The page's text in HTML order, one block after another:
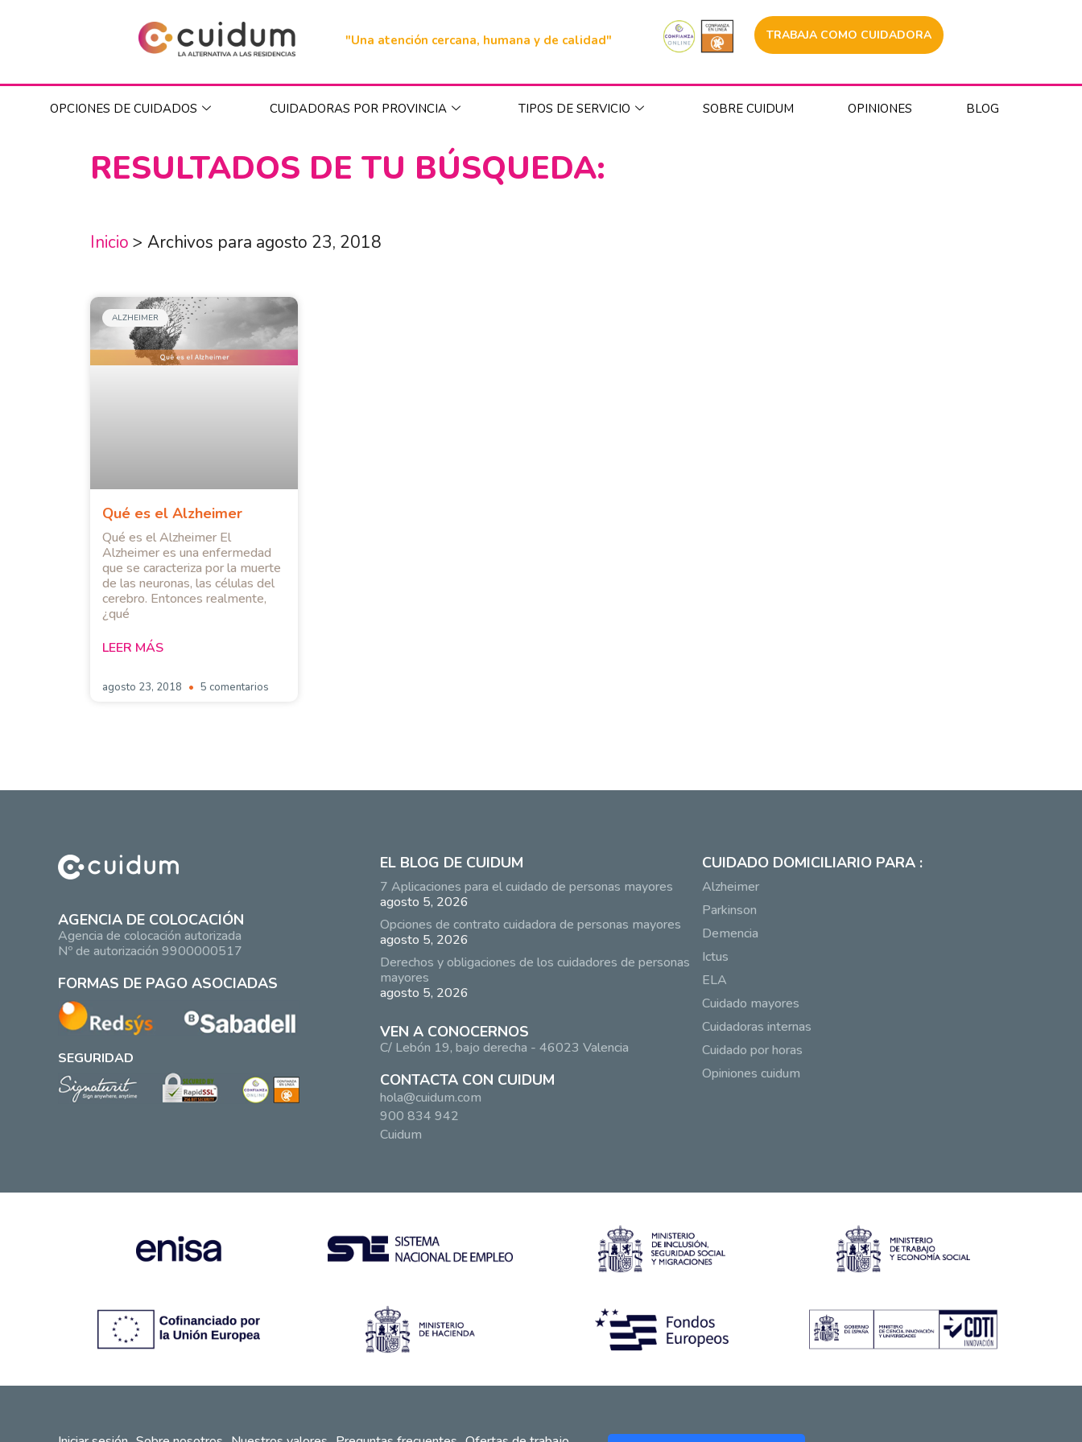
"Una atención cercana, humana y de calidad" TRABAJA COMO CUIDADORA
OPCIONES DE CUIDADOS CUIDADORAS POR PROVINCIA TIPOS DE SERVICIO SOBRE CUIDUM OPINIONES BLOG
RESULTADOS DE TU BÚSQUEDA:
Inicio > Archivos para agosto 23, 2018
ALZHEIMER
Qué es el Alzheimer
Qué es el Alzheimer El
Alzheimer es una enfermedad
que se caracteriza por la muerte
de las neuronas, las células del
cerebro. Entonces realmente,
¿qué
LEER MÁS
agosto 23, 2018 5 comentarios
AGENCIA DE COLOCACIÓN
Agencia de colocación autorizada
Nº de autorización 9900000517
FORMAS DE PAGO ASOCIADAS
SEGURIDAD
EL BLOG DE CUIDUM
7 Aplicaciones para el cuidado de personas mayores
agosto 5, 2026
Opciones de contrato cuidadora de personas mayores
agosto 5, 2026
Derechos y obligaciones de los cuidadores de personas
mayores
agosto 5, 2026
VEN A CONOCERNOS
C/ Lebón 19, bajo derecha - 46023 Valencia
CONTACTA CON CUIDUM
hola@cuidum.com
900 834 942
Cuidum
CUIDADO DOMICILIARIO PARA :
Alzheimer
Parkinson
Demencia
Ictus
ELA
Cuidado mayores
Cuidadoras internas
Cuidado por horas
Opiniones cuidum